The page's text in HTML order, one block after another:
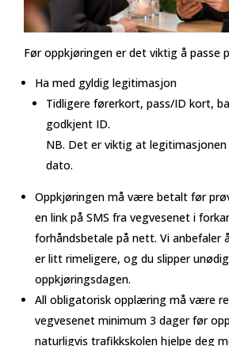
Før oppkjøringen er det viktig å passe
Ha med gyldig legitimasjon
Tidligere førerkort, pass/ID kort,
godkjent ID.
NB. Det er viktig at
dato.
Oppkjøringen må være betalt før
en link på SMS fra vegvesenet i
forhåndsbetale på nett. Vi anbefaler
er litt rimeligere, og du slipper
oppkjøringsdagen.
All obligatorisk opplæring må være
vegvesenet minimum 3 dager før
naturligvis trafikkskolen hjelpe deg